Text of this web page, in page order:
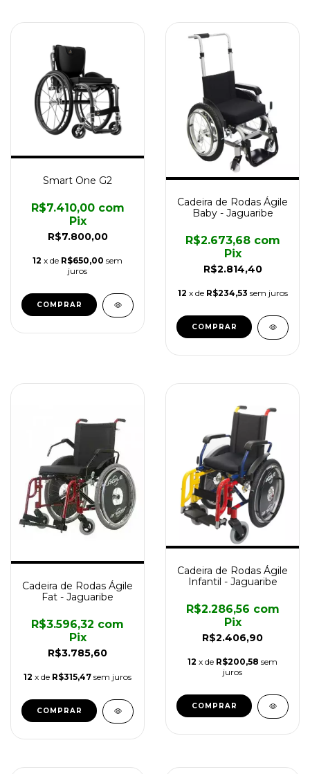
Smart One G2
R$7.800,00
R$7.410,00 com
Pix
12 x de R$650,00 sem
juros
COMPRAR
Cadeira de Rodas Ágile
Baby - Jaguaribe
R$2.814,40
R$2.673,68 com
Pix
12 x de R$234,53 sem juros
Cadeira de Rodas Ágile
Fat - Jaguaribe
R$3.785,60
R$3.596,32 com
Pix
12 x de R$315,47 sem juros
Cadeira de Rodas Ágile
Infantil - Jaguaribe
R$2.406,90
R$2.286,56 com
Pix
12 x de R$200,58 sem
juros